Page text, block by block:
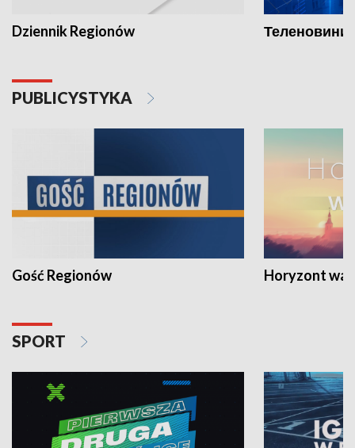
Dziennik Regionów Теленовини
PUBLICYSTYKA
Gość Regionów Horyzont
SPORT